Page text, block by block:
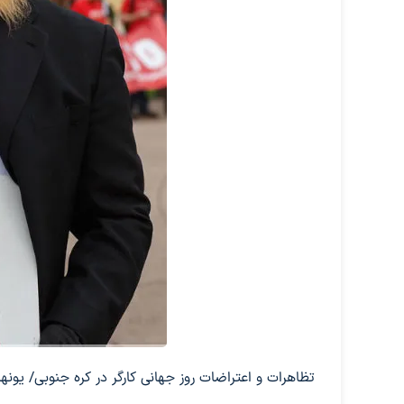
تظاهرات و اعتراضات روز جهانی کارگر در کره جنوبی/